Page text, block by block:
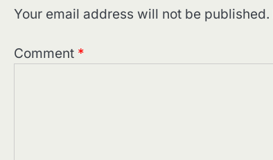
Your email address will not be published.
Comment *